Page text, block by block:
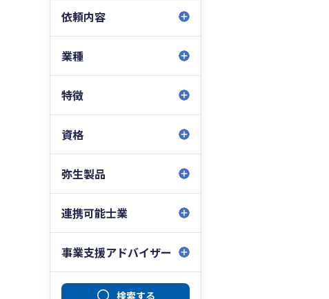
依頼内容
業種
特徴
資格
弥生製品
連携可能士業
事業支援アドバイザー
検索する